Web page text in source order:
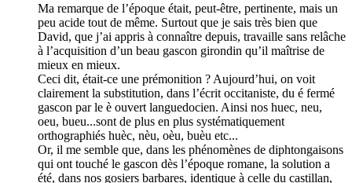
Ma remarque de l’époque était, peut-être, pertinente, mais un
peu acide tout de même. Surtout que je sais très bien que
David, que j’ai appris à connaître depuis, travaille sans relâche
à l’acquisition d’un beau gascon girondin qu’il maîtrise de
mieux en mieux.
Ceci dit, était-ce une prémonition ? Aujourd’hui, on voit
clairement la substitution, dans l’écrit occitaniste, du é fermé
gascon par le è ouvert languedocien. Ainsi nos huec, neu,
oeu, bueu...sont de plus en plus systématiquement
orthographiés huèc, nèu, oèu, buèu etc...
Or, il me semble que, dans les phénomènes de diphtongaisons
qui ont touché le gascon dès l’époque romane, la solution a
été, dans nos gosiers barbares, identique à celle du castillan,